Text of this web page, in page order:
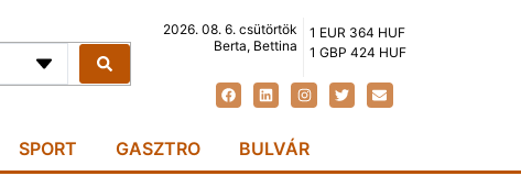
2026. 08. 6. csütörtök
Berta, Bettina
1 EUR 364 HUF
1 GBP 424 HUF
SPORT GASZTRO BULVÁR